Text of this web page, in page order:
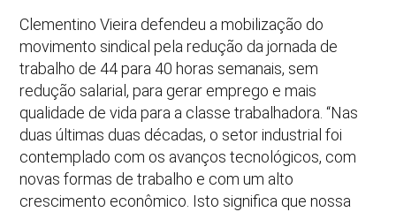
Clementino Vieira defendeu a mobilização do
movimento sindical pela redução da jornada de
trabalho de 44 para 40 horas semanais, sem
redução salarial, para gerar emprego e mais
qualidade de vida para a classe trabalhadora. “Nas
duas últimas duas décadas, o setor industrial foi
contemplado com os avanços tecnológicos, com
novas formas de trabalho e com um alto
crescimento econômico. Isto significa que nossa